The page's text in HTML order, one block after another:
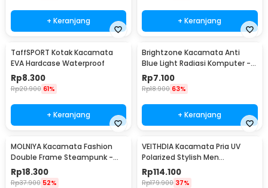
+ Keranjang + Keranjang
TaffSPORT Kotak Kacamata
EVA Hardcase Waterproof
Rp8.300
Rp20.900 61%
+ Keranjang
Brightzone Kacamata Anti
Blue Light Radiasi Komputer -
E27
Rp7.100
Rp18.900 63%
+ Keranjang
MOLNIYA Kacamata Fashion
Double Frame Steampunk -
NE60
Rp18.300
Rp37.900 52%
VEITHDIA Kacamata Pria UV
Polarized Stylish Men
Sunglasses - 6588
Rp114.100
Rp179.900 37%